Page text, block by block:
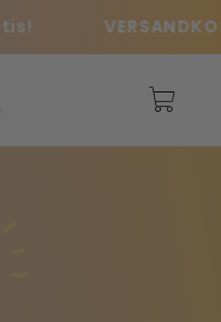
Winkelwagen